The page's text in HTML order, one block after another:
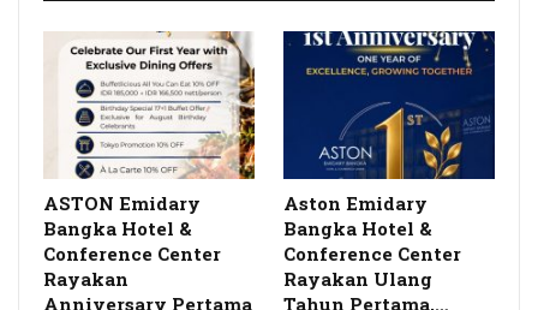
ASTON Emidary
Bangka Hotel &
Conference Center
Rayakan
Anniversary Pertama
Aston Emidary
Bangka Hotel &
Conference Center
Rayakan Ulang
Tahun Pertama,…